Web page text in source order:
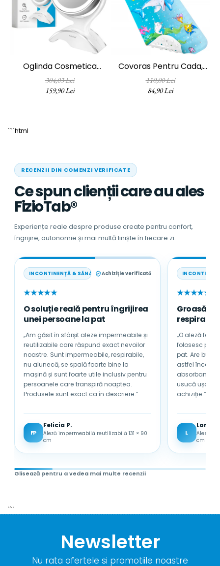
latime X 13 cm Inaltime;
Este usor de curatat si are un design
elegant si jucaus.
Oglinda Cosmetica
FizioTab®, Iluminata Led,
Dimabila, 2 Fete, Marire
304,03 Lei
159,90 Lei
Covoras Pentru Cada,
Anti-Alunecare,
FizioTab®, 100x40 Cm,
110,00 Lei
84,90 Lei
```html
RECENZII DIN COMENZI VERIFICATE
Ce spun clienții care au ales
FizioTab®
Experiențe reale despre produse create pentru confort,
îngrijire, autonomie și mai multă liniște în fiecare zi.
INCONTINENȚĂ & SĂNĂTATEAchiziție verificată
★★★★★
O soluție reală pentru îngrijirea
unei persoane la pat
„Am găsit în sfârșit aleze impermeabile și
reutilizabile care răspund exact nevoilor
noastre. Sunt impermeabile, respirabile,
nu alunecă, se spală foarte bine la
mașină și sunt foarte utile inclusiv pentru
persoanele care transpiră noaptea.
Produsele sunt exact ca în descriere.”
FP
Felicia P.
Aleză impermeabilă reutilizabilă 131 × 90
cm
★★★★★
Groasă,
„O aleză
folosesc pentru
pat. Are
astfel încât nu se încinge
absorbantă și
usucă ușor. Sunt foarte mulțumită de
achiziție.”
L
Aleză
cm
Glisează pentru a vedea mai multe recenzii
```
Newsletter
Nu rata ofertele si promotiile noastre